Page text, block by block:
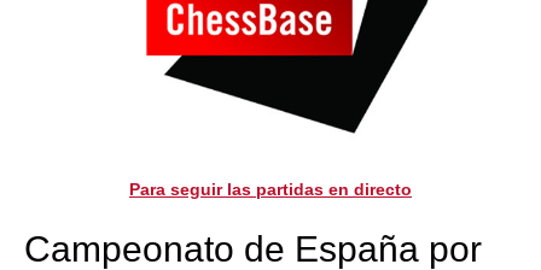
Para seguir las partidas en directo
Campeonato de España por